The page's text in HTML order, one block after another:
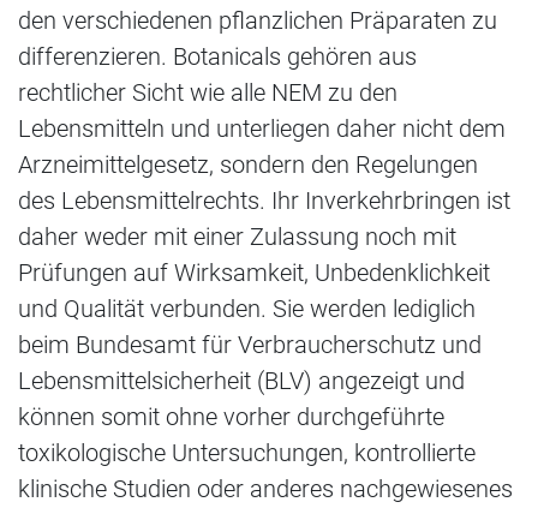
den verschiedenen pflanzlichen Präparaten zu
differenzieren. Botanicals gehören aus
rechtlicher Sicht wie alle NEM zu den
Lebensmitteln und unterliegen daher nicht dem
Arzneimittelgesetz, sondern den Regelungen
des Lebensmittelrechts. Ihr Inverkehrbringen ist
daher weder mit einer Zulassung noch mit
Prüfungen auf Wirksamkeit, Unbedenklichkeit
und Qualität verbunden. Sie werden lediglich
beim Bundesamt für Verbraucherschutz und
Lebensmittelsicherheit (BLV) angezeigt und
können somit ohne vorher durchgeführte
toxikologische Untersuchungen, kontrollierte
klinische Studien oder anderes nachgewiesenes